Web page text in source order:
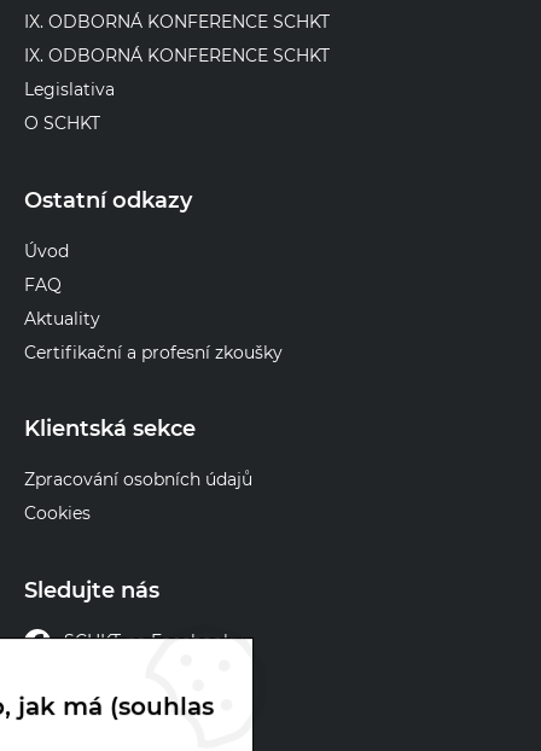
IX. ODBORNÁ KONFERENCE SCHKT
IX. ODBORNÁ KONFERENCE SCHKT
Legislativa
O SCHKT
Ostatní odkazy
Úvod
FAQ
Aktuality
Certifikační a profesní zkoušky
Klientská sekce
Zpracování osobních údajů
Cookies
Sledujte nás
SCHKT na Facebooku
jak má (souhlas